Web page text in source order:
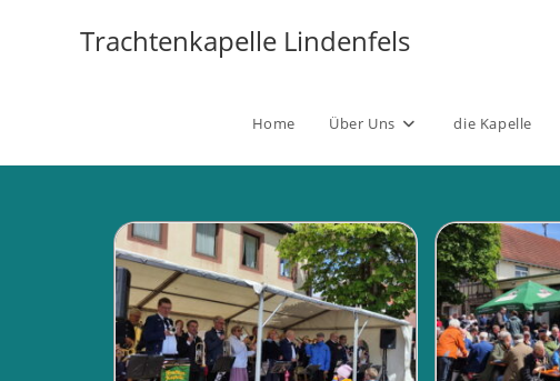
Trachtenkapelle Lindenfels
Home Über Uns die Kapelle